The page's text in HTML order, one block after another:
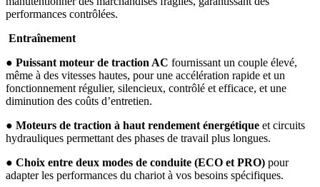
performances contrôlées.
Entraînement
● Puissant moteur de traction AC fournissant un couple élevé,
même à des vitesses hautes, pour une accélération rapide et un
fonctionnement régulier, silencieux, contrôlé et efficace, et une
diminution des coûts d’entretien.
● Moteurs de traction à haut rendement énergétique et circuits
hydrauliques permettant des phases de travail plus longues.
● Choix entre deux modes de conduite (ECO et PRO) pour
adapter les performances du chariot à vos besoins spécifiques.